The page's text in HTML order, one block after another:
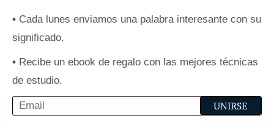
• Cada lunes enviamos una palabra interesante con su
significado.
• Recibe un ebook de regalo con las mejores técnicas
de estudio.